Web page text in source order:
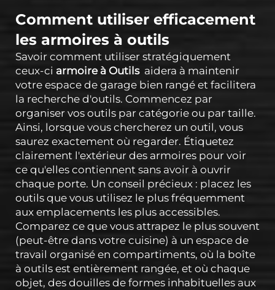
Comment utiliser efficacement
les armoires à outils
Savoir comment utiliser stratégiquement
ceux-ci armoire à Outils aidera à maintenir
votre espace de garage bien rangé et facilitera
la recherche d'outils. Commencez par
organiser vos outils par catégorie ou par taille.
Ainsi, lorsque vous chercherez un outil, vous
saurez exactement où regarder. Étiquetez
clairement l'extérieur des armoires pour voir
ce qu'elles contiennent sans avoir à ouvrir
chaque porte. Un conseil précieux : placez les
outils que vous utilisez le plus fréquemment
aux emplacements les plus accessibles.
Comparez ce que vous attrapez le plus souvent
(peut-être dans votre cuisine) à un espace de
travail organisé en compartiments, où la boîte
à outils est entièrement rangée, et où chaque
objet, des douilles de formes inhabituelles aux